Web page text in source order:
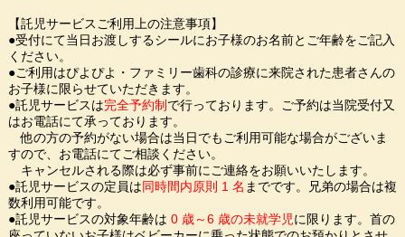
【託児サービスご利用上の注意事項】
●受付にて当日お渡しするシールにお子様のお名前とご年齢をご記入
ください。
●ご利用はぴよぴよ・ファミリー歯科の診療に来院された患者さんの
お子様に限らせていただきます。
●託児サービスは完全予約制 で行っております。ご予約は当院受付又
はお電話にて承っております。
他の方の予約がない場合は当日でもご利用可能な場合がございま
すので、お電話にてご相談ください。
キャンセルされる際は必ず事前にご連絡をお願いいたします。
●託児サービスの定員は同時間内原則 1 名 までです。兄弟の場合は複
数利用可能です。
●託児サービスの対象年齢は 0 歳～6 歳の未就学児に限ります。首の